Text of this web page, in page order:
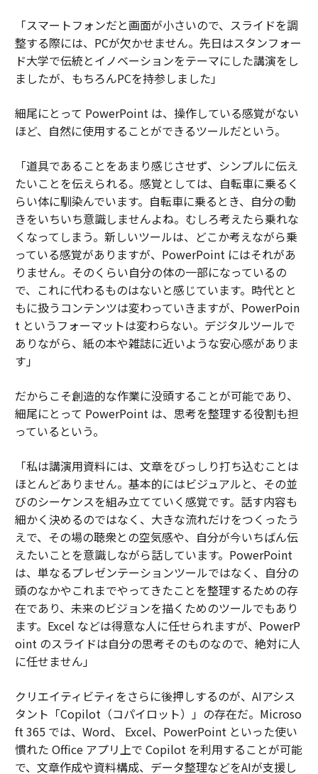
「スマートフォンだと画面が小さいので、スライドを調
整する際には、PCが欠かせません。先日はスタンフォー
ド大学で伝統とイノベーションをテーマにした講演をし
ましたが、もちろんPCを持参しました」
細尾にとって PowerPoint は、操作している感覚がない
ほど、自然に使用することができるツールだという。
「道具であることをあまり感じさせず、シンプルに伝え
たいことを伝えられる。感覚としては、自転車に乗るく
らい体に馴染んでいます。自転車に乗るとき、自分の動
きをいちいち意識しませんよね。むしろ考えたら乗れな
くなってしまう。新しいツールは、どこか考えながら乗
っている感覚がありますが、PowerPoint にはそれがあ
りません。そのくらい自分の体の一部になっているの
で、これに代わるものはないと感じています。時代とと
もに扱うコンテンツは変わっていきますが、PowerPoin
t というフォーマットは変わらない。デジタルツールで
ありながら、紙の本や雑誌に近いような安心感がありま
す」
だからこそ創造的な作業に没頭することが可能であり、
細尾にとって PowerPoint は、思考を整理する役割も担
っているという。
「私は講演用資料には、文章をびっしり打ち込むことは
ほとんどありません。基本的にはビジュアルと、その並
びのシーケンスを組み立てていく感覚です。話す内容も
細かく決めるのではなく、大きな流れだけをつくったう
えで、その場の聴衆との空気感や、自分が今いちばん伝
えたいことを意識しながら話しています。PowerPoint
は、単なるプレゼンテーションツールではなく、自分の
頭のなかやこれまでやってきたことを整理するための存
在であり、未来のビジョンを描くためのツールでもあり
ます。Excel などは得意な人に任せられますが、PowerP
oint のスライドは自分の思考そのものなので、絶対に人
に任せません」
クリエイティビティをさらに後押しするのが、AIアシス
タント「Copilot（コパイロット）」の存在だ。Microso
ft 365 では、Word、 Excel、PowerPoint といった使い
慣れた Office アプリ上で Copilot を利用することが可能
で、文章作成や資料構成、データ整理などをAIが支援し